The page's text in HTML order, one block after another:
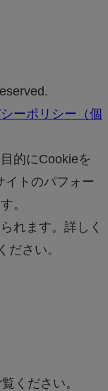
ーポリシー（個
的にCookieを
イトのパフォー
。
れます。詳しく
ださい。
ください。